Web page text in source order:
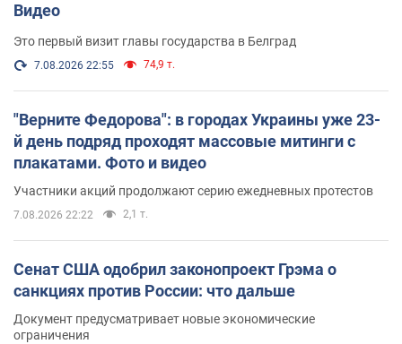
Видео
Это первый визит главы государства в Белград
7.08.2026 22:55 74,9 т.
"Верните Федорова": в городах Украины уже 23-
й день подряд проходят массовые митинги с
плакатами. Фото и видео
Участники акций продолжают серию ежедневных протестов
7.08.2026 22:22 2,1 т.
Сенат США одобрил законопроект Грэма о
санкциях против России: что дальше
Документ предусматривает новые экономические
ограничения